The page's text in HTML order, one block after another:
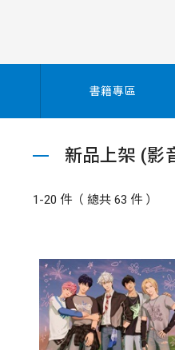
書籍專區
新品上架 (影
1-20 件（ 總共 63 件 ）